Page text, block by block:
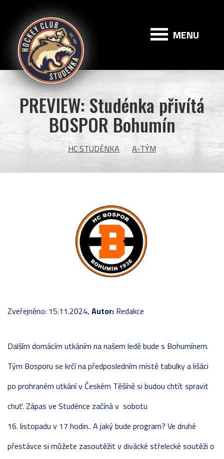
Studénka
MENU
PREVIEW: Studénka přivítá
BOSPOR Bohumín
HC STUDÉNKA A-TÝM
Zveřejněno: 15.11.2024, Autor: Redakce
Dalším domácím utkáním na našem ledě bude s Bohumínem.
Tým Bosporu se krčí na předposledním místě tabulky a lišáci
po prohraném utkání v Českém Těšíně si budou chtít spravit
chuť. Zápas ve Studénce začíná v sobotu
16. listopadu v 17 hodin.. A jaký bude program? Ve druhé
přestávce si můžete zasoutěžit v divácké střelecké soutěži o